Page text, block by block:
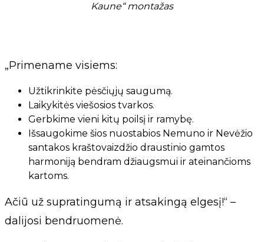
Kaune“ montažas
„Primename visiems:
Užtikrinkite pėsčiųjų saugumą.
Laikykitės viešosios tvarkos.
Gerbkime vieni kitų poilsį ir ramybę.
Išsaugokime šios nuostabios Nemuno ir Nevėžio
santakos kraštovaizdžio draustinio gamtos
harmoniją bendram džiaugsmui ir ateinančioms
kartoms.
Ačiū už supratingumą ir atsakingą elgesį!“ –
dalijosi bendruomenė.